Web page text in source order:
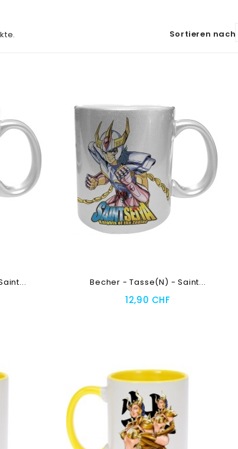
Sortieren nach:
Becher - Tasse(n) - Saint...
12,90 CHF